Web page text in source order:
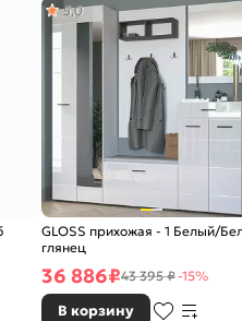
GLOSS прихожая - 1 Белый/
глянец
5,0
36 886₽43 395 ₽-15%
В корзину